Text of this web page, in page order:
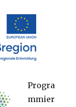
Progra
mmier